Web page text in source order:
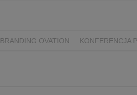
BRANDING OVATION KONFERENCJA